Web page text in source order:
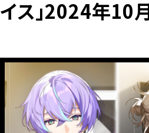
イス」2024年10